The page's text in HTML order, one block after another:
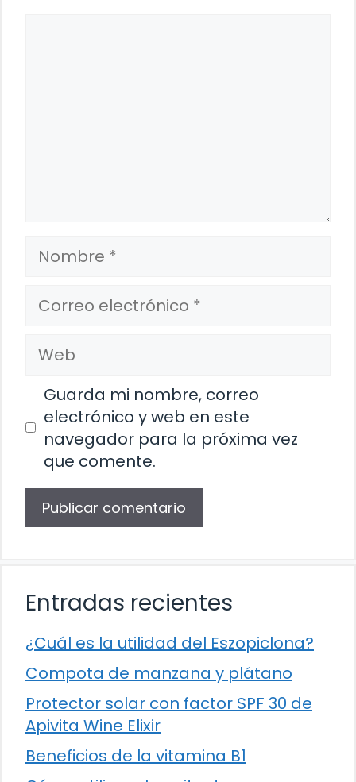
Nombre
Correo
electrónico
Web
Guarda mi nombre, correo
electrónico y web en este
navegador para la próxima vez
que comente.
Entradas recientes
¿Cuál es la utilidad del Eszopiclona?
Compota de manzana y plátano
Protector solar con factor SPF 30 de
Apivita Wine Elixir
Beneficios de la vitamina B1